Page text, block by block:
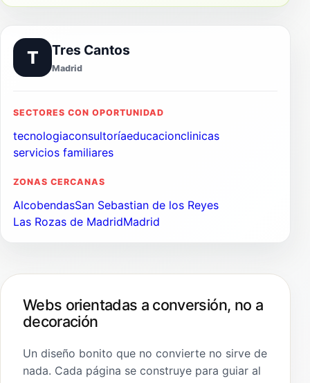
T Tres Cantos
Madrid
SECTORES CON OPORTUNIDAD
tecnologiaconsultoríaeducacionclinicas
servicios familiares
ZONAS CERCANAS
AlcobendasSan Sebastian de los Reyes
Las Rozas de MadridMadrid
Webs orientadas a conversión, no a
decoración
Un diseño bonito que no convierte no sirve de
nada. Cada página se construye para guiar al